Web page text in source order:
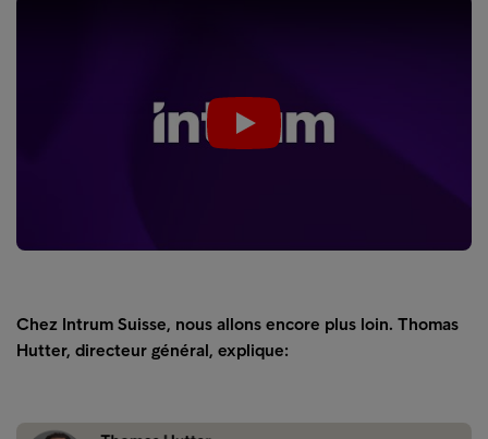
Chez Intrum Suisse, nous allons encore plus loin. Thomas
Hutter, directeur général, explique: